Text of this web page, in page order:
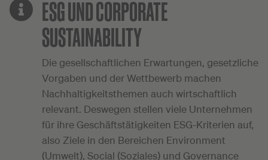
ESG UND CORPORATE
SUSTAINABILITY
Die gesellschaftlichen Erwartungen, gesetzliche
Vorgaben und der Wettbewerb machen
Nachhaltigkeitsthemen auch wirtschaftlich
relevant. Deswegen stellen viele Unternehmen
für ihre Geschäftstätigkeiten ESG-Kriterien auf,
also Ziele in den Bereichen Environment
(Umwelt), Social (Soziales) und Governance